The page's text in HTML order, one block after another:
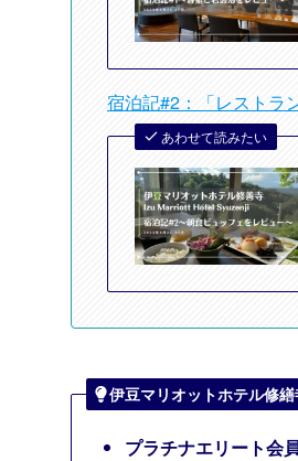
宿泊記#2：「レストラ
あわせて読みたい
伊豆マリオットホテル修
プラチナエリート会